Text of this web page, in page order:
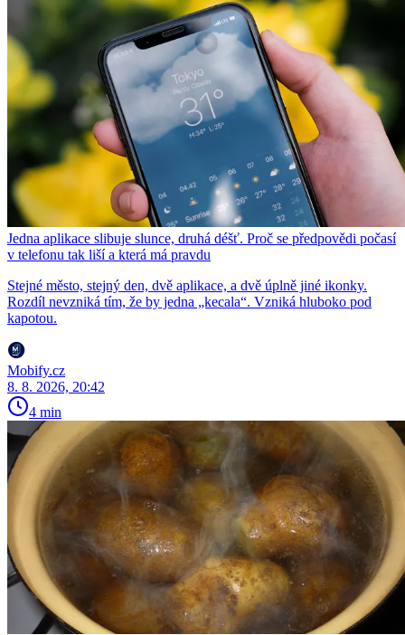
Jedna aplikace slibuje slunce, druhá déšť. Proč se předpovědi počasí
v telefonu tak liší a která má pravdu
Stejné město, stejný den, dvě aplikace, a dvě úplně jiné ikonky.
Rozdíl nevzniká tím, že by jedna „kecala“. Vzniká hluboko pod
kapotou.
Mobify.cz
8. 8. 2026, 20:42
4 min